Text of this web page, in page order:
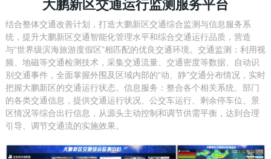
大鹏新区交通运行监测服务平台
结合整体交通改善计划，打造大鹏新区交通综合监测与信息服务系
统，提升大鹏新区交通智能化管理水平和综合交通运行品质，营造
与“世界级滨海旅游度假区”相匹配的优良交通环境。交通监测：利用视
频、地磁等交通检测技术，采集交通流量、交通密度等数据、自动识
别交通事件，全面掌握外围及区域内部的“动、静”交通分布情况，实时
把握大鹏新区的交通运行状态。信息服务：整合各个相关系统、部门
的各类交通信息，提供交通运行状况、公交车运行、剩余停车位、景
区情况等综合出行信息，从源头主动控制和调节供需平衡，达到合理
引导、调节交通流的实施效果。